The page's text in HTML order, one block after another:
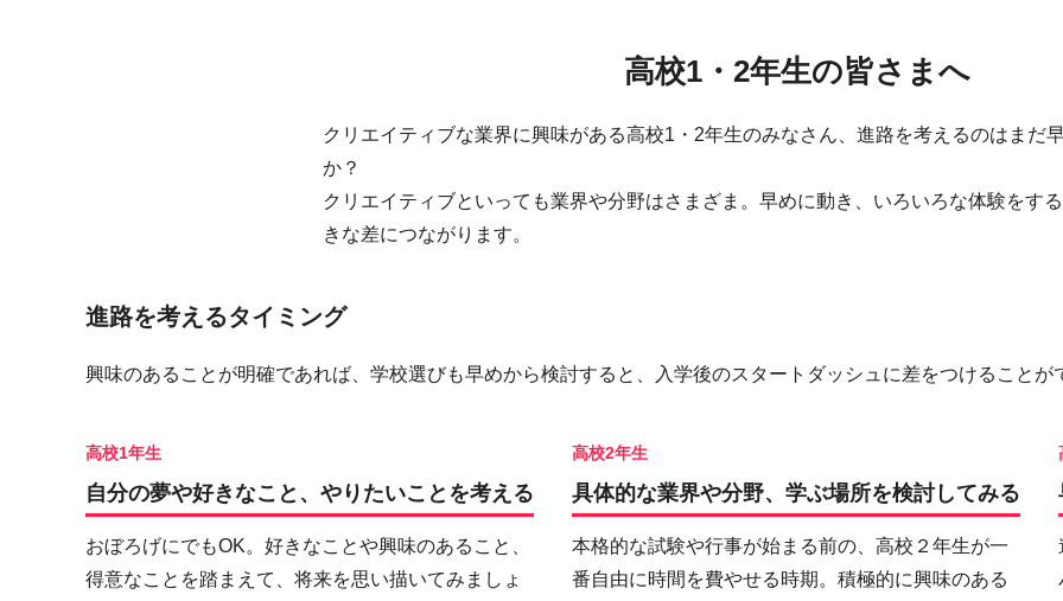
高校1・2年生の皆さまへ
クリエイティブな業界に興味がある高校1・2年生のみなさん、進路を考えるのはまだ
か？
クリエイティブといっても業界や分野はさまざま。早めに動き、いろいろな体験をす
きな差につながります。
進路を考えるタイミング
興味のあることが明確であれば、学校選びも早めから検討すると、入学後のスタートダッシュに差をつけることが
高校1年生
自分の夢や好きなこと、やりたいことを考える
おぼろげにでもOK。好きなことや興味のあること、
得意なことを踏まえて、将来を思い描いてみましょ
高校2年生
具体的な業界や分野、学ぶ場所を検討してみる
本格的な試験や行事が始まる前の、高校２年生が一
番自由に時間を費やせる時期。積極的に興味のある